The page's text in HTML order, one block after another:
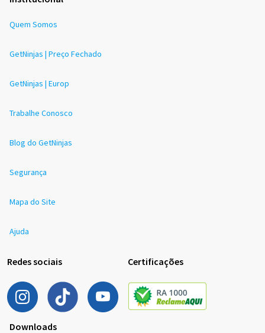
Quem Somos
GetNinjas | Preço Fechado
GetNinjas | Europ
Trabalhe Conosco
Blog do GetNinjas
Segurança
Mapa do Site
Ajuda
Redes sociais Certificações
Downloads